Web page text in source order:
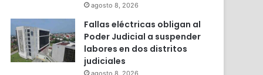
agosto 8, 2026
Fallas eléctricas obligan al
Poder Judicial a suspender
labores en dos distritos
judiciales